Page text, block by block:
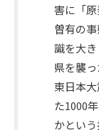
害に「
曽有の
識を大
県を襲っ
東日本
た1000
かとい